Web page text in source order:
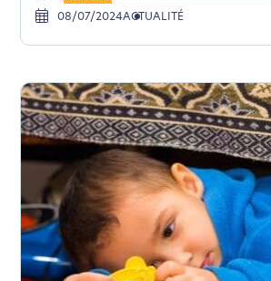
08/07/2024ACTUALITÉ